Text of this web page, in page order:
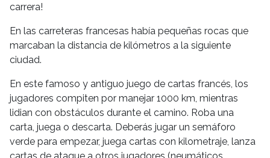
carrera!
En las carreteras francesas había pequeñas rocas que
marcaban la distancia de kilómetros a la siguiente
ciudad.
En este famoso y antiguo juego de cartas francés, los
jugadores compiten por manejar 1000 km, mientras
lidian con obstáculos durante el camino. Roba una
carta, juega o descarta. Deberás jugar un semáforo
verde para empezar, juega cartas con kilometraje, lanza